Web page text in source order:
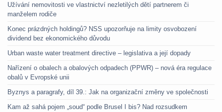
Užívání nemovitosti ve vlastnictví nezletilých dětí partnerem či
manželem rodiče
Konec prázdných holdingů? NSS upozorňuje na limity osvobození
dividend bez ekonomického důvodu
Urban waste water treatment directive – legislativa a její dopady
Nařízení o obalech a obalových odpadech (PPWR) – nová éra regulace
obalů v Evropské unii
Byznys a paragrafy, díl 39.: Jak na organizační změny ve společnosti
Kam až sahá pojem „soud“ podle Brusel I bis? Nad rozsudkem